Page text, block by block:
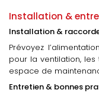
Installation &
Installation &
Prévoyez
pour la ventilation,
espace de
Entretien & bonnes